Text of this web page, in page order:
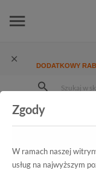
DODATKOWY
Ekskluzywne
Zgody
W ramach naszej
usług na najwyższym